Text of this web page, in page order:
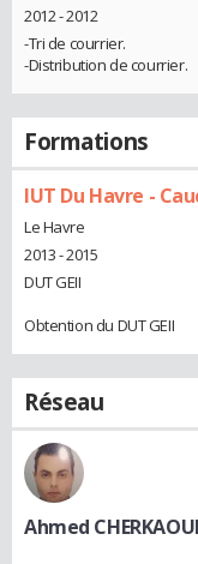
2012 - 2012
-Tri de courrier.
-Distribution de courrier.
Formations
IUT Du Havre -
Le Havre
2013 - 2015
DUT GEII
Obtention du DUT GEII
Réseau
Ahmed CHERKAOUI